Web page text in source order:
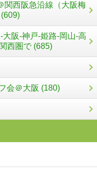
関西阪急沿線（大阪梅
大阪-神戸-姫路-岡山-高
西圏で (685)
会＠大阪 (180)